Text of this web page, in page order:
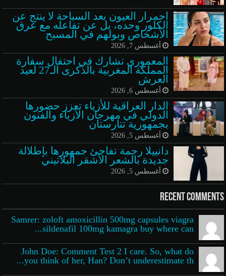
احمرار العيون بعد السباحة لا ينتج عن
الكلور وحده، بل عن تفاعله مع عرق
الأشخاص وبولهم في المسبح
أغسطس 7, 2026
المعموري تشارك في احتفال سفارة
المملكة المغربية بالذكرى الـ27 لعيد
العرش
أغسطس 6, 2026
الدار العراقية للأزياء تعزز حضورها
الدولي في مهرجان الأزياء والفنون
بجمهورية تتارستان
أغسطس 5, 2026
دانييلا رحمة تفاجئ جمهورها بإطلالة
جديدة بالشعر الأشقر البلاتيني
أغسطس 5, 2026
Recent Comments
Samrer: zoloft amoxicillin 500mg capsules viagra
sildenafil 100mg kamagra buy where can...
John Doe: Comment Test 2 I care. So, what do
you think of her, Han? Don’t underestimate th...